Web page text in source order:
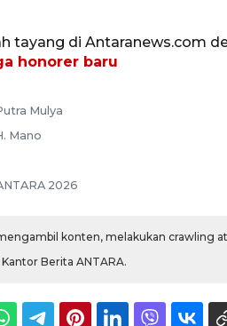
tayang di Antaranews.com
honorer baru
Mulya
Mano
2026
konten, melakukan crawling
Berita ANTARA.